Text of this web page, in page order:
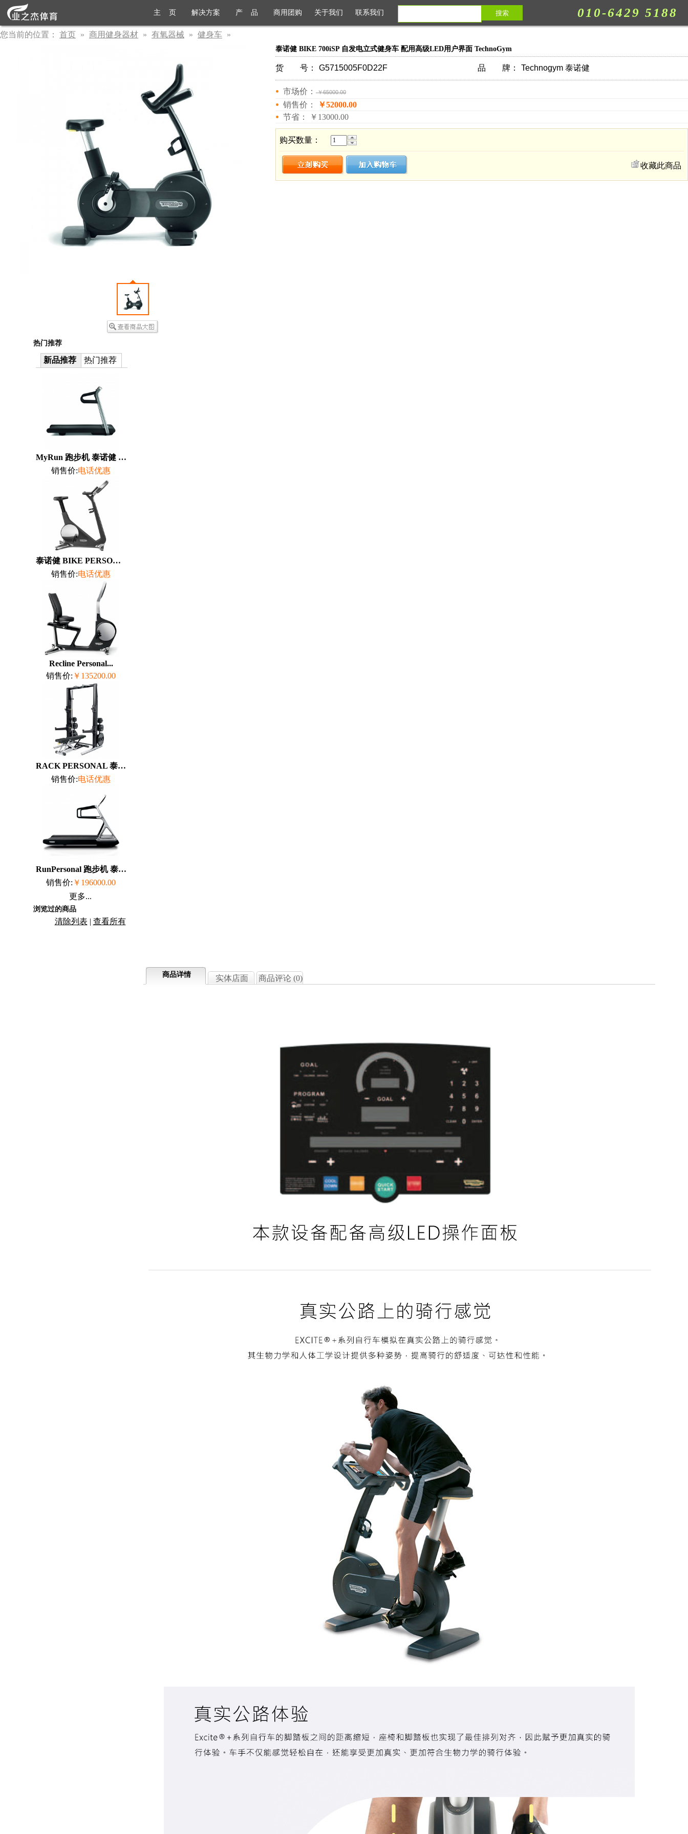
主 页 解决方案 产 品 商用团购 关于我们 联系我们 010-6429 5188
您当前的位置： 首页 » 商用健身器材 » 有氧器械 » 健身车 »
泰诺健 BIKE 700iSP 自发电立式健身车 配用高级LED用户界面 TechnoGym
货 号： G5715005F0D22F 品 牌： Technogym 泰诺健
市场价： ￥65000.00
销售价：
￥52000.00
节省： ￥13000.00
购买数量：
收藏此商品
热门推荐
新品推荐 热门推荐
MyRun 跑步机 泰诺健 TechnoGym
销售价:电话优惠
泰诺健 BIKE PERSONAL...
销售价:电话优惠
Recline Personal...
销售价: ￥135200.00
RACK PERSONAL 泰诺健 TechnoGym
销售价:电话优惠
RunPersonal 跑步机 泰诺健...
销售价: ￥196000.00
更多...
浏览过的商品
清除列表 | 查看所有
商品详情 实体店面 商品评论 (0)